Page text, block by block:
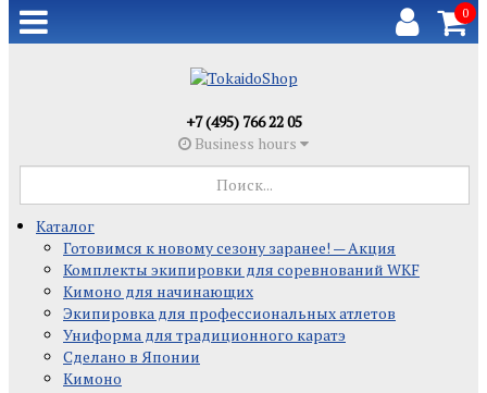
0
+7 (495) 766 22 05
Business hours
Каталог
Готовимся к новому сезону заранее! — Акция
Комплекты экипировки для соревнований WKF
Кимоно для начинающих
Экипировка для профессиональных атлетов
Униформа для традиционного каратэ
Сделано в Японии
Кимоно